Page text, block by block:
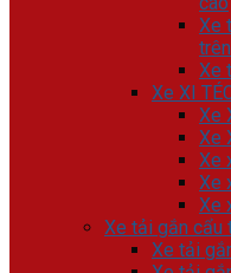
Xe
Xe
Xe XI
Xe
Xe
Xe
Xe
Xe
Xe tải gắn cẩu
Xe tải